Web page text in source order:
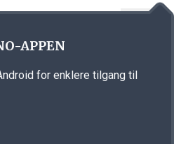
APPEN
for enklere tilgang til